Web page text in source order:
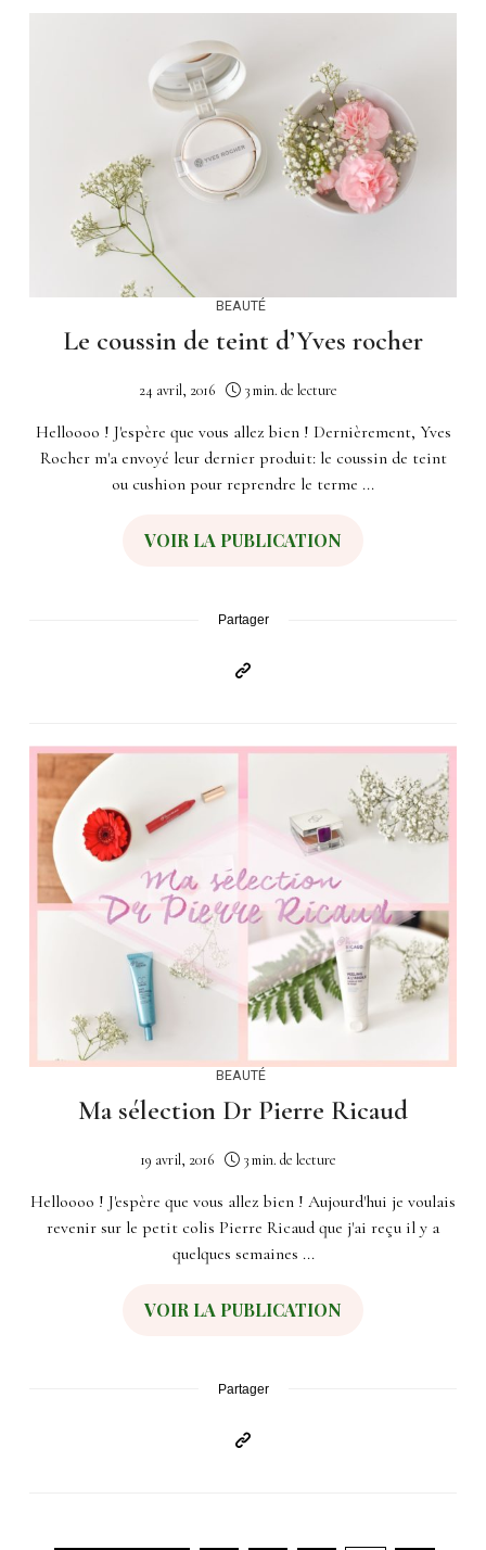
BEAUTÉ
Le coussin de teint d’Yves rocher
24 avril, 2016 3 min. de lecture
Helloooo ! J'espère que vous allez bien ! Dernièrement, Yves
Rocher m'a envoyé leur dernier produit: le coussin de teint
ou cushion pour reprendre le terme ...
VOIR LA PUBLICATION
Partager
BEAUTÉ
Ma sélection Dr Pierre Ricaud
19 avril, 2016 3 min. de lecture
Helloooo ! J'espère que vous allez bien ! Aujourd'hui je voulais
revenir sur le petit colis Pierre Ricaud que j'ai reçu il y a
quelques semaines ...
VOIR LA PUBLICATION
Partager